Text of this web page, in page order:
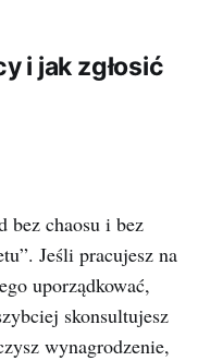
i jak zgłosić
bez chaosu i bez
Jeśli pracujesz na
uporządkować,
skonsultujesz
wynagrodzenie,